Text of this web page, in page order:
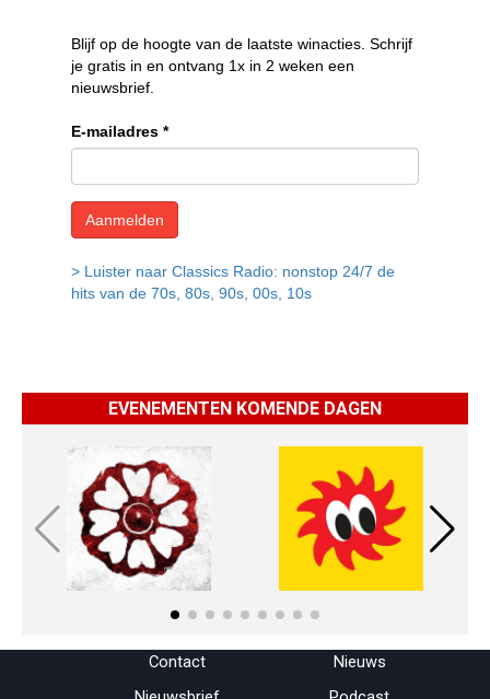
EVENEMENTEN KOMENDE DAGEN
Menu overslaan
Contact
Nieuws